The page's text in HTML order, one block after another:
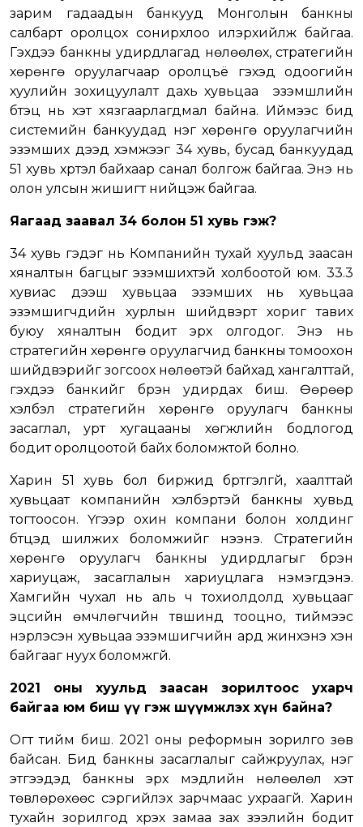
зарим гадаадын банкууд Монголын банкны
салбарт оролцох сонирхлоо илэрхийлж байгаа.
Гэхдээ банкны удирдлагад нөлөөлөх, стратегийн
хөрөнгө оруулагчаар оролцъё гэхэд одоогийн
хуулийн зохицуулалт дахь хувьцаа эзэмшлийн
бүтэц нь хэт хязгаарлагдмал байна. Иймээс бид
системийн банкуудад нэг хөрөнгө оруулагчийн
эзэмших дээд хэмжээг 34 хувь, бусад банкуудад
51 хувь хүртэл байхаар санал болгож байгаа. Энэ нь
олон улсын жишигт нийцэж байгаа.
Яагаад заавал 34 болон 51 хувь гэж?
34 хувь гэдэг нь Компанийн тухай хуульд заасан
хяналтын багцыг эзэмшихтэй холбоотой юм. 33.3
хувиас дээш хувьцаа эзэмших нь хувьцаа
эзэмшигчдийн хурлын шийдвэрт хориг тавих
буюу хяналтын бодит эрх олгодог. Энэ нь
стратегийн хөрөнгө оруулагчид банкны томоохон
шийдвэрийг зогсоох нөлөөтэй байхад хангалттай,
гэхдээ банкийг бүрэн удирдах биш. Өөрөөр
хэлбэл стратегийн хөрөнгө оруулагч банкны
засаглал, урт хугацааны хөгжлийн бодлогод
бодит оролцоотой байх боломжтой болно.
Харин 51 хувь бол биржид бүртгэлгүй, хаалттай
хувьцаат компанийн хэлбэртэй банкны хувьд
тогтоосон. Үүгээр охин компани болон холдинг
бүтцэд шилжих боломжийг нээнэ. Стратегийн
хөрөнгө оруулагч банкны удирдлагыг бүрэн
хариуцаж, засаглалын хариуцлага нэмэгдэнэ.
Хамгийн чухал нь аль ч тохиолдолд хувьцааг
эцсийн өмчлөгчийн түвшинд тооцно, тиймээс
нэрлэсэн хувьцаа эзэмшигчийн ард жинхэнэ хэн
байгааг нуух боломжгүй.
2021 оны хуульд заасан зорилтоос ухарч
байгаа юм биш үү гэж шүүмжлэх хүн байна?
Огт тийм биш. 2021 оны реформын зорилго зөв
байсан. Бид банкны засаглалыг сайжруулах, нэг
этгээдэд банкны эрх мэдлийн нөлөөлөл хэт
төвлөрөхөөс сэргийлэх зарчмаас ухраагүй. Харин
тухайн зорилгод хүрэх замаа зах зээлийн бодит